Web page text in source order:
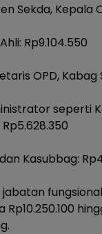
Sekda, Kepala
Rp9.104.550
OPD,
seperti
Rp5.628.350
dan Kasubbag:
jabatan
Rp10.250.100